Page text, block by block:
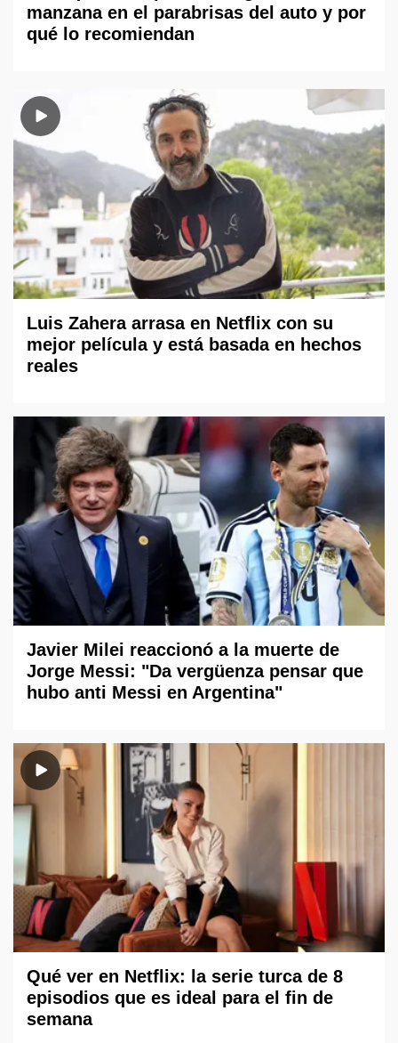
manzana en el parabrisas del auto y por
qué lo recomiendan
Luis Zahera arrasa en Netflix con su
mejor película y está basada en hechos
reales
Javier Milei reaccionó a la muerte de
Jorge Messi: "Da vergüenza pensar que
hubo anti Messi en Argentina"
Qué ver en Netflix: la serie turca de 8
episodios que es ideal para el fin de
semana